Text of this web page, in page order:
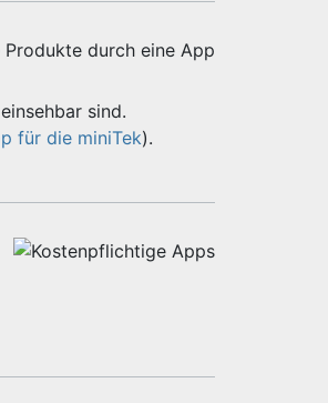
sind.
für die miniTek).